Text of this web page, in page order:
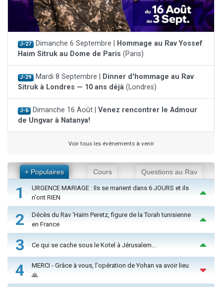
J-27 Dimanche 6 Septembre | Hommage au Rav Yossef
Haim Sitruk au Dome de Paris (Paris)
J-29 Mardi 8 Septembre | Dinner d'hommage au Rav
Sitruk à Londres — 10 ans déjà (Londres)
J-6 Dimanche 16 Août | Venez rencontrer le Admour
de Ungvar à Natanya!
Voir tous les événements à venir
+ Populaires Cours Questions au Rav
1
URGENCE MARIAGE : Ils se marient dans 6 JOURS et ils
n'ont RIEN
2
Décès du Rav ‘Haïm Peretz, figure de la Torah tunisienne
en France
3 Ce qui se cache sous le Kotel à Jérusalem...
4
MERCI - Grâce à vous, l'opération de Yohan va avoir lieu
🙏